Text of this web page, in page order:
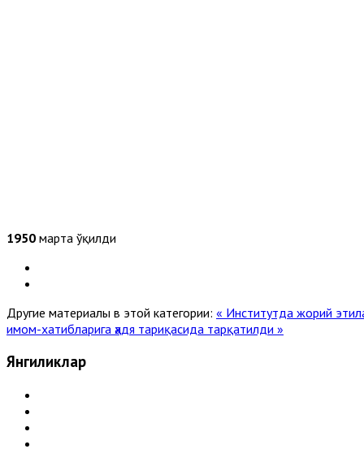
1950 марта ўқилди
Другие материалы в этой категории: « Институтда жорий
имом-хатибларига ҳадя тариқасида тарқатилди »
Янгиликлар